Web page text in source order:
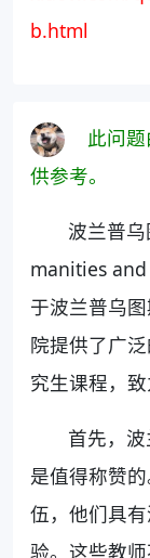
b.html
此问
供参考。
波兰普
manities
于波兰普乌
院提供了广
究生课程，
首先，
是值得称赞
伍，他们具
验。这些教